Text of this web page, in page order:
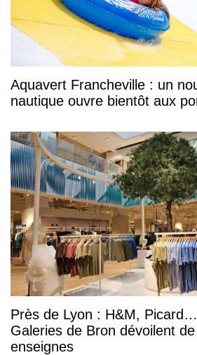
Aquavert Francheville : un
nautique ouvre bientôt aux
Près de Lyon : H&M,
Galeries de Bron dévoilent
enseignes